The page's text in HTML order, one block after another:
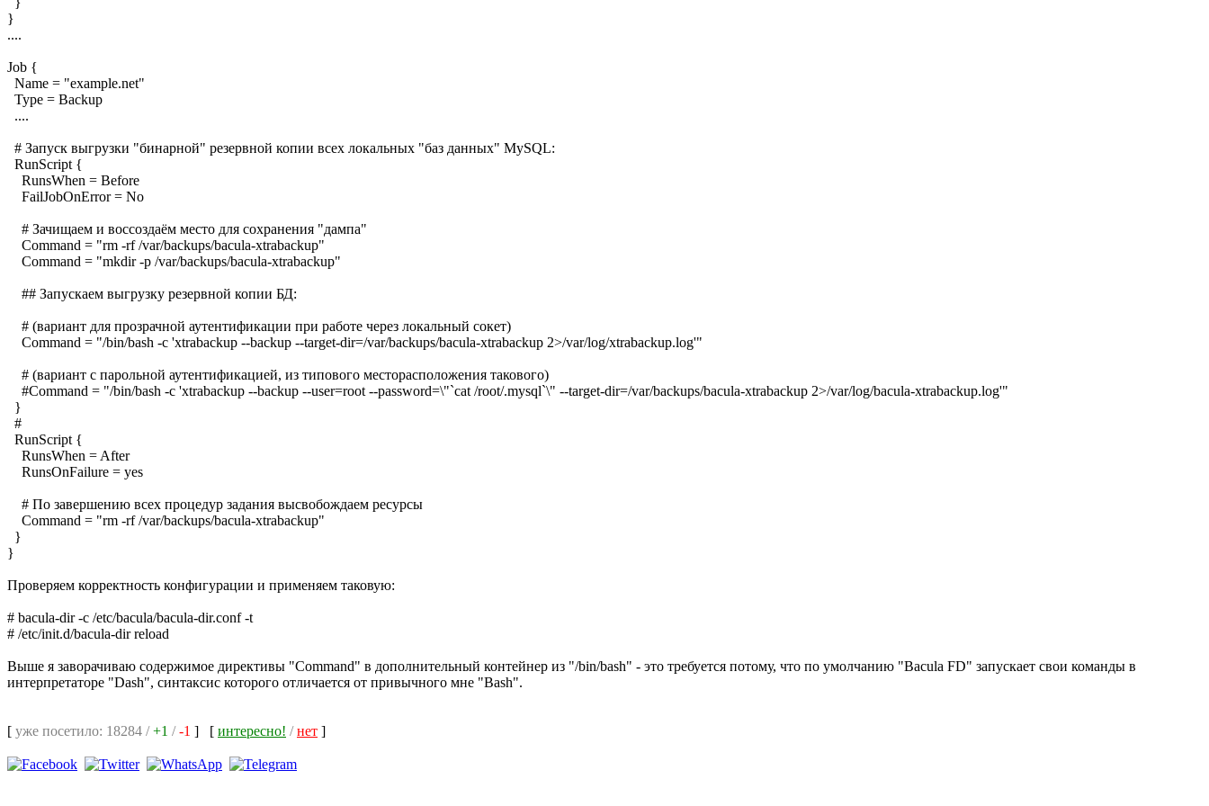
}
....
Job {
Name = "example.net"
Type = Backup
....
# Запуск выгрузки "бинарной" резервной копии всех локальных "баз данных" MySQL:
RunScript {
RunsWhen = Before
FailJobOnError = No
# Зачищаем и воссоздаём место для сохранения "дампа"
Command = "rm -rf /var/backups/bacula-xtrabackup"
Command = "mkdir -p /var/backups/bacula-xtrabackup"
## Запускаем выгрузку резервной копии БД:
# (вариант для прозрачной аутентификации при работе через локальный сокет)
Command = "/bin/bash -c 'xtrabackup --backup --target-dir=/var/backups/bacula-xtrabackup 2>/var/log/xtrabackup.log'"
# (вариант с парольной аутентификацией, из типового месторасположения такового)
#Command = "/bin/bash -c 'xtrabackup --backup --user=root --password=\"`cat /root/.mysql`\" --target-dir=/var/backups/bacula-xtrabackup 2>/var/log/bacula-xtrabackup.log'"
}
#
RunScript {
RunsWhen = After
RunsOnFailure = yes
# По завершению всех процедур задания высвобождаем ресурсы
Command = "rm -rf /var/backups/bacula-xtrabackup"
}
}
Проверяем корректность конфигурации и применяем таковую:
# bacula-dir -c /etc/bacula/bacula-dir.conf -t
# /etc/init.d/bacula-dir reload
Выше я заворачиваю содержимое директивы "Command" в дополнительный контейнер из "/bin/bash" - это требуется потому, что по умолчанию "Bacula FD" запускает свои команды в
интерпретаторе "Dash", синтаксис которого отличается от привычного мне "Bash".
[ уже посетило: 18284 /+1 /-1 ] [ интересно! /нет ]